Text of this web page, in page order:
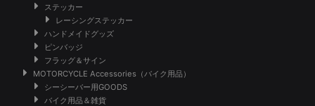
ステッカー
レーシングステッカー
ハンドメイドグッズ
ピンバッジ
フラッグ＆サイン
MOTORCYCLE Accessories（バイク用品）
シーシーバー用GOODS
バイク用品＆雑貨